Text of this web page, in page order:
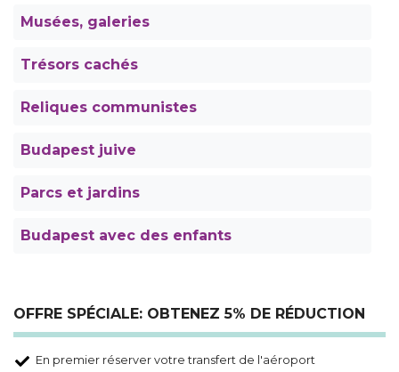
Musées, galeries
Trésors cachés
Reliques communistes
Budapest juive
Parcs et jardins
Budapest avec des enfants
OFFRE SPÉCIALE: OBTENEZ 5% DE RÉDUCTION
En premier réserver votre transfert de l'aéroport